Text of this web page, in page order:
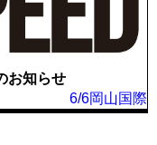
お知らせ
6/6岡山国際